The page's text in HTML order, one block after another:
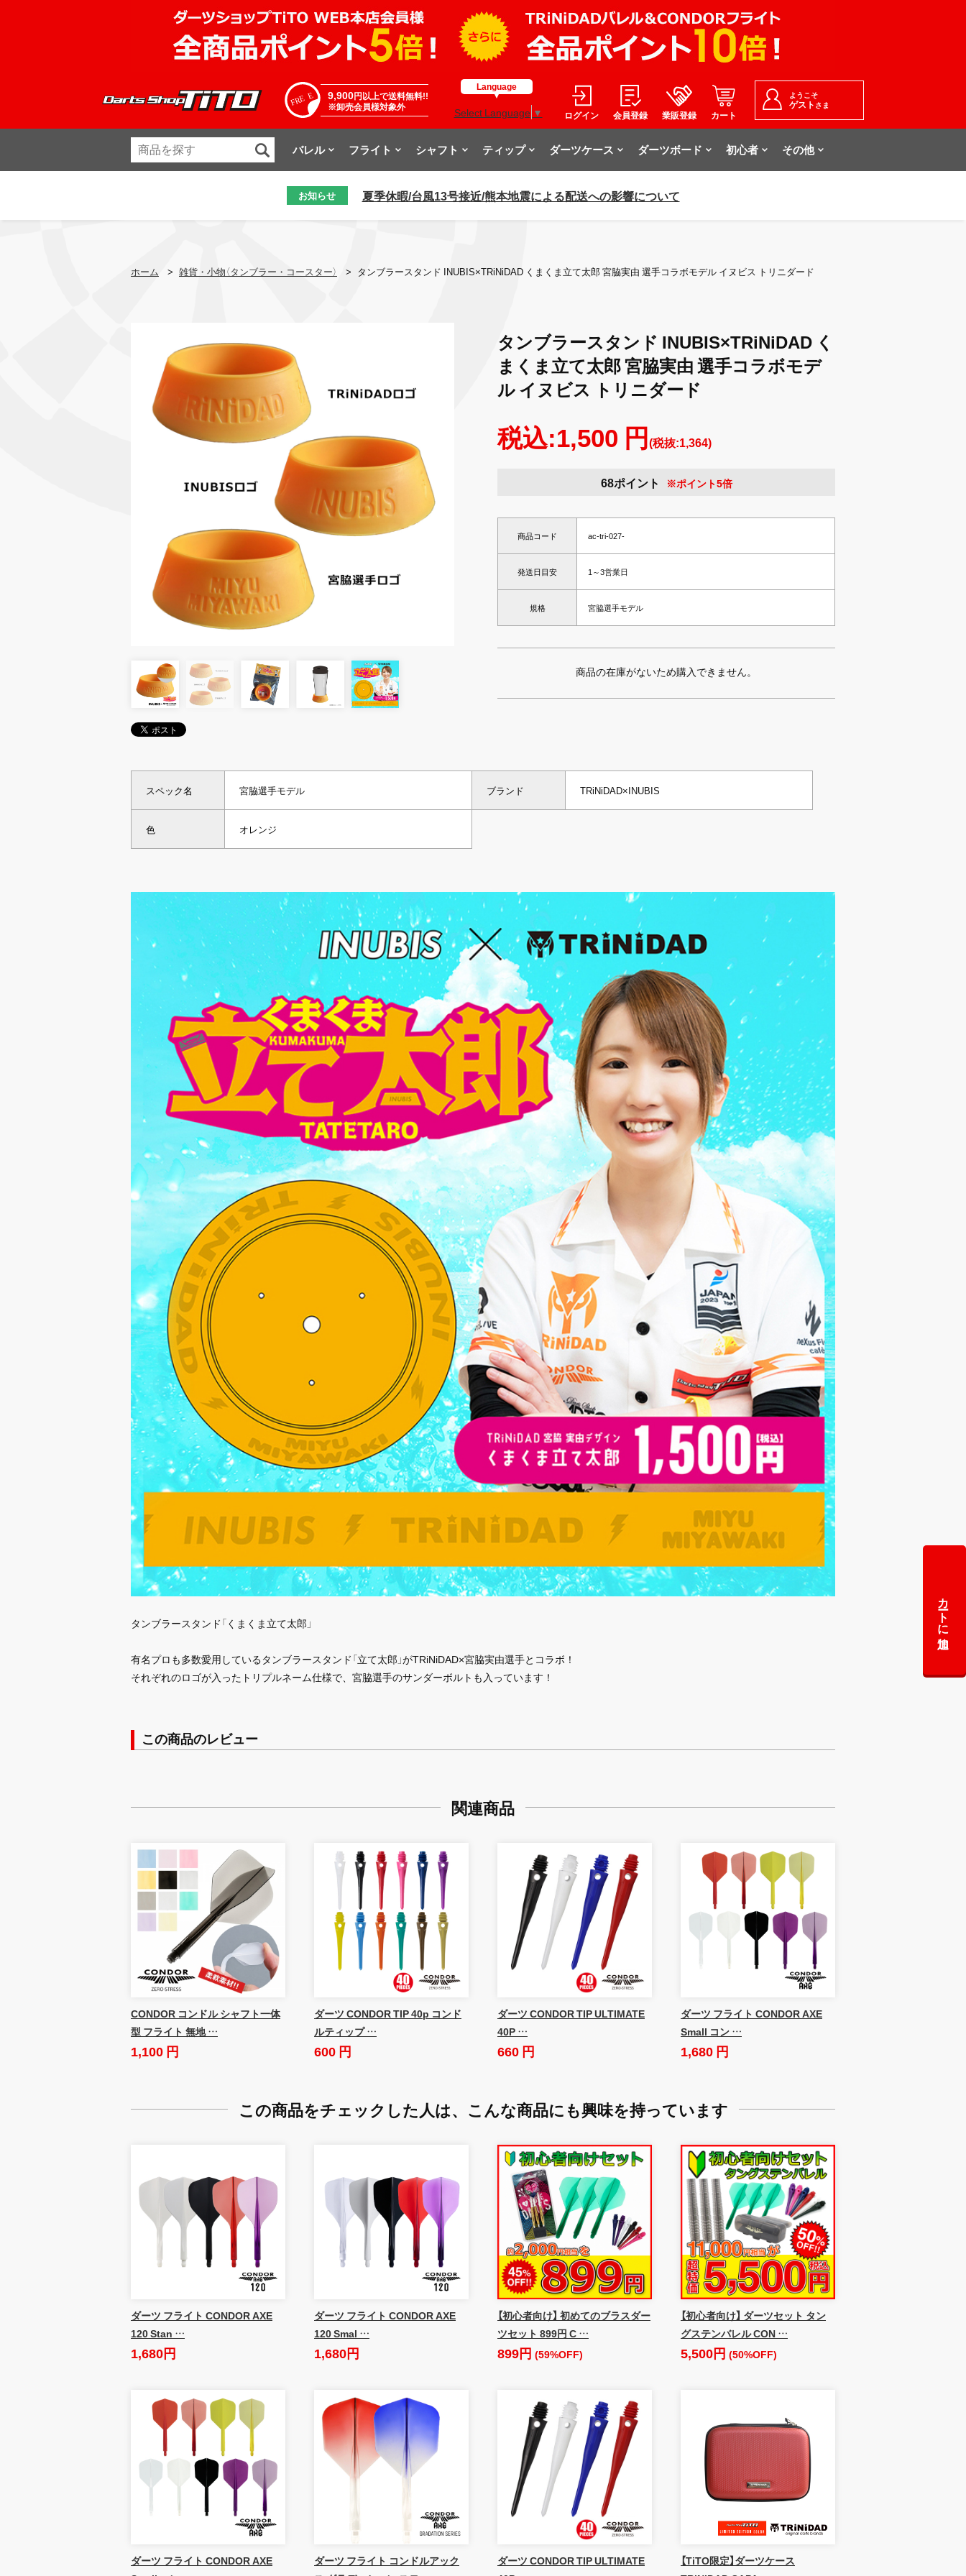
9,900円以上で送料無料!!
※卸売会員様対象外
Language
Select Language ▼ ログイン 会員登録 業販登録 カート
ようこそ
ゲスト さま
バレル フライト シャフト ティップ ダーツケース ダーツボード 初心者 その他
お知らせ 夏季休暇/台風13号接近/熊本地震による配送への影響について
ホーム > 雑貨・小物（タンブラー・コースター） > タンブラースタンド INUBIS×TRiNiDAD くまくま立て太郎 宮脇実由 選手コラボモデル イヌビス トリニダード
カートに追加
タンブラースタンド INUBIS×TRiNiDAD く
まくま立て太郎 宮脇実由 選手コラボモデ
ル イヌビス トリニダード
税込:1,500 円(税抜:1,364)
68ポイント ※ポイント5倍
商品コード ac-tri-027-
発送日目安 1～3営業日
規格 宮脇選手モデル
商品の在庫がないため購入できません。
スペック名 宮脇選手モデル
色 オレンジ
ブランド TRiNiDAD×INUBIS
タンブラースタンド「くまくま立て太郎」
有名プロも多数愛用しているタンブラースタンド「立て太郎」がTRiNiDAD×宮脇実由選手とコラボ！
それぞれのロゴが入ったトリプルネーム仕様で、宮脇選手のサンダーボルトも入っています！
この商品のレビュー
関連商品
CONDOR コンドル シャフト一体
型 フライト 無地 …
1,100 円
ダーツ CONDOR TIP 40p コンド
ルティップ …
600 円
ダーツ CONDOR TIP ULTIMATE
40P …
660 円
ダーツ フライト CONDOR AXE
Small コン …
1,680 円
この商品をチェックした人は、 こんな商品にも興味を持っています
ダーツ フライト CONDOR AXE
120 Stan …
1,680円
ダーツ フライト CONDOR AXE
120 Smal …
1,680円
【初心者向け】 初めてのブラスダー
ツセット 899円 C …
899円 (59%OFF)
【初心者向け】 ダーツセット タン
グステンバレル CON …
5,500円 (50%OFF)
ダーツ フライト CONDOR AXE
ダーツ フライト コンドルアック
ダーツ CONDOR TIP ULTIMATE
【TiTO限定】ダーツケース